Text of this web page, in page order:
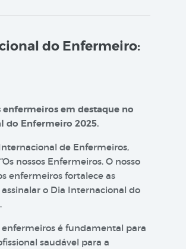
do Enfermeiro:
enfermeiros em destaque no
do Enfermeiro 2025.
de Enfermeiros,
nossos Enfermeiros. O nosso
enfermeiros fortalece as
o Dia Internacional do
é fundamental para
saudável para a